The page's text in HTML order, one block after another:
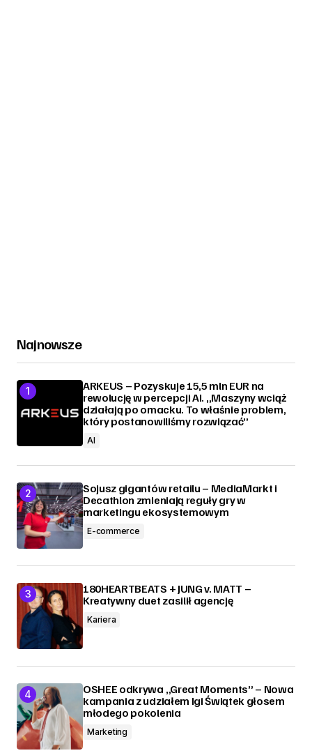
Najnowsze
ARKEUS – Pozyskuje 15,5 mln EUR na
rewolucję w percepcji AI. „Maszyny wciąż
działają po omacku. To właśnie problem,
który postanowiliśmy rozwiązać”
AI
Sojusz gigantów retailu – MediaMarkt i
Decathlon zmieniają reguły gry w
marketingu ekosystemowym
E-commerce
180HEARTBEATS + JUNG v. MATT –
Kreatywny duet zasilił agencję
Kariera
OSHEE odkrywa „Great Moments” – Nowa
kampania z udziałem Igi Świątek głosem
młodego pokolenia
Marketing